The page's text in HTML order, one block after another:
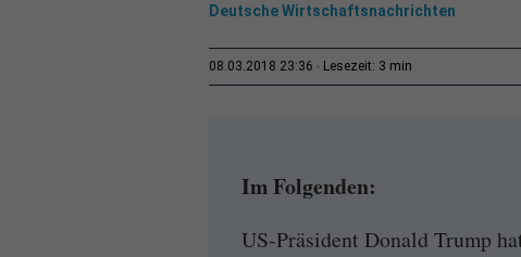
Deutsche Wirtschaftsnachrichten
08.03.2018 23:36 Lesezeit: 3 min
Im Folgenden:
US-Präsident Donald Trump